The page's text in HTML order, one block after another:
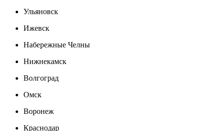
Ульяновск
Ижевск
Набережные Челны
Нижнекамск
Волгоград
Омск
Воронеж
Краснодар